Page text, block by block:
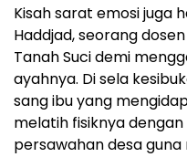
Kisah sarat emosi juga
Haddjad, seorang
Tanah Suci demi
ayahnya. Di sela
sang ibu yang
melatih fisiknya
persawahan desa